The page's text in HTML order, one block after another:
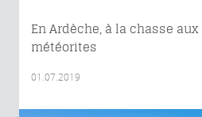
En Ardèche, à la chasse aux
météorites
01.07.2019